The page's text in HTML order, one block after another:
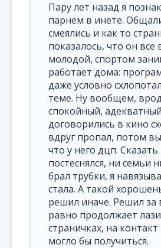
Пару лет назад я
парнем в инете.
смеялись и как то
показалось, что он все
молодой, спортом
работает дома:
даже условно
теме. Ну вообщем,
спокойный,
договорились в кино
вдруг пропал, потом
что у него дцп. Сказать
постеснялся, ни семьи
брал трубки, я
стала. А такой
решил иначе. Решил за
равно продолжает
страничках, на
могло бы получиться.